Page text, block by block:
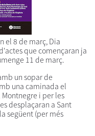
el 8 de març, Dia
que començaran ja
11 de març.
un sopar de
una caminada el
i per les
desplaçaran a Sant
següent (per més